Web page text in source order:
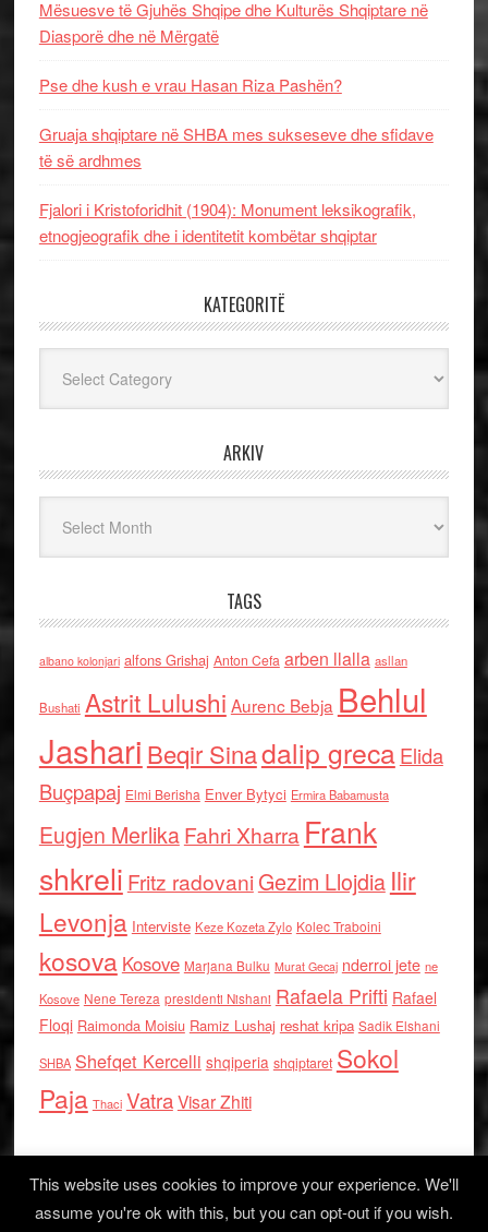
Mësuesve të Gjuhës Shqipe dhe Kulturës Shqiptare në
Diasporë dhe në Mërgatë
Pse dhe kush e vrau Hasan Riza Pashën?
Gruaja shqiptare në SHBA mes sukseseve dhe sfidave
të së ardhmes
Fjalori i Kristoforidhit (1904): Monument leksikografik,
etnogjeografik dhe i identitetit kombëtar shqiptar
KATEGORITË
ARKIV
TAGS
albano kolonjari alfons Grishaj Anton Cefa arben llalla asllan
Bushati Astrit Lulushi Aurenc Bebja Behlul
Jashari Beqir Sinadalip grecaElida
Buçpapaj Elmi Berisha Enver Bytyci Ermira Babamusta
Eugjen MerlikaFahri Xharra Frank
shkreli Fritz radovaniGezim Llojdia Ilir
Levonja Interviste Keze Kozeta Zylo Kolec Traboini
kosova Kosove Marjana Bulku Murat Gecaj nderroi jete ne
Kosove Nene Tereza presidenti Nishani Rafaela Prifti Rafael
Floqi Raimonda Moisiu Ramiz Lushaj reshat kripa Sadik Elshani
SHBA Shefqet Kercelli shqiperia shqiptaret Sokol
Paja Thaci VatraVisar Zhiti
This website uses cookies to improve your experience. We'll
assume you're ok with this, but you can opt-out if you wish.